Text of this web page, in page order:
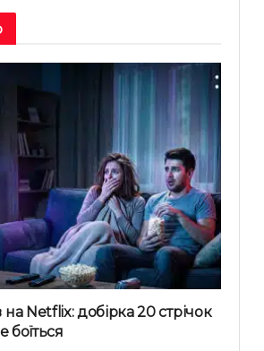
Netflix: добірка 20 стрічок
боїться